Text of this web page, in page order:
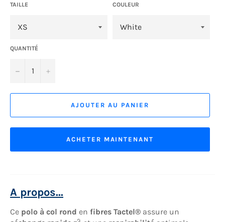
TAILLE COULEUR
QUANTITÉ
− +
AJOUTER AU PANIER
ACHETER MAINTENANT
A propos...
Ce polo à col rond en fibres Tactel® assure un